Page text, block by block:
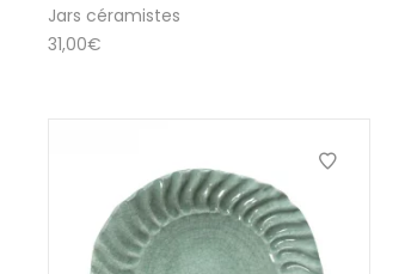
Jars céramistes
31,00€